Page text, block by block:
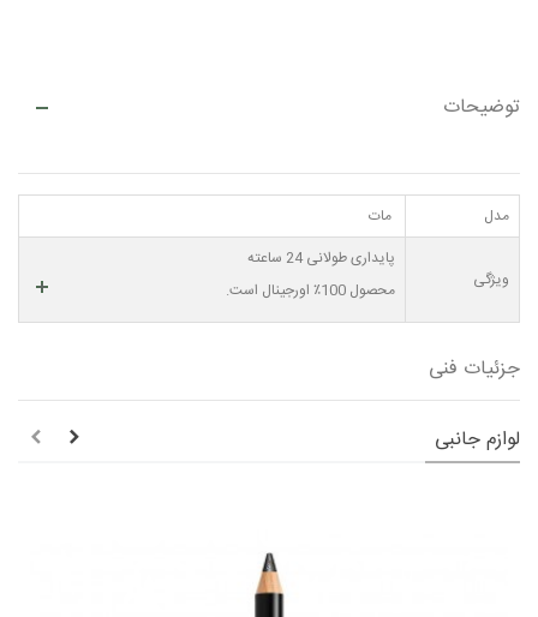
توضیحات
مدل مات
ویژگی
پایداری طولانی 24 ساعته
محصول 100٪ اورجینال است.
جزئیات فنی
لوازم جانبی